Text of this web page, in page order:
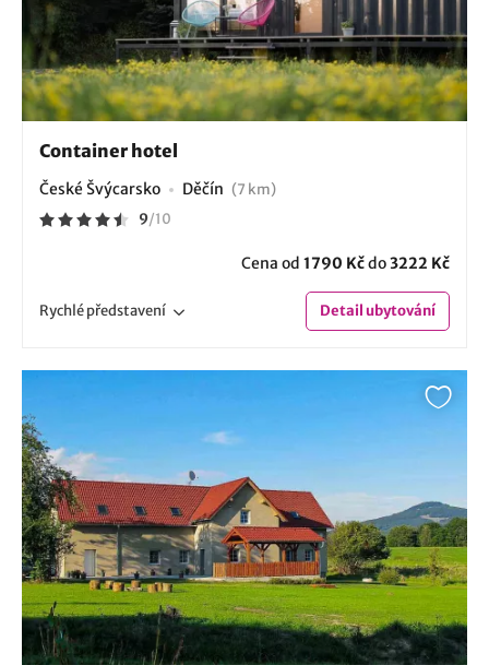
Container hotel
České Švýcarsko Děčín (7 km)
9/10
Cena od 1790 Kčdo3222 Kč
Rychlépředstavení Detailubytování